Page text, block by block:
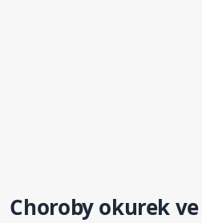
Choroby okurek